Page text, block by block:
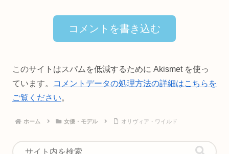
コメントを書き込む
このサイトはスパムを低減するために Akismet を使っ
ています。
コメントデータの処理方法の詳細はこちらを
ご覧ください。
ホーム 女優・モデル オリヴィア・ワイルド